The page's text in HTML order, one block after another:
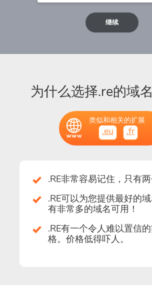
继续
为什么选择.re的域
类似和相关的扩展
.eu .fr
.RE非常容易记住，只有两
.RE可以为您提供最好的域
有非常多的域名可用！
.RE有一个令人难以置信
格。价格低得吓人。